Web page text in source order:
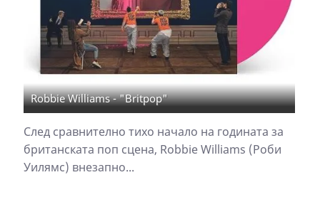
Robbie Williams - "Britpop"
След сравнително тихо начало на годината за
британската поп сцена, Robbie Williams (Роби
Уилямс) внезапно...